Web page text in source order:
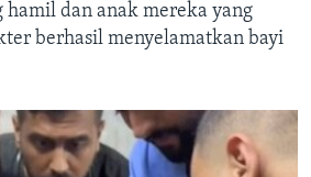
hamil dan anak mereka yang
berhasil menyelamatkan bayi